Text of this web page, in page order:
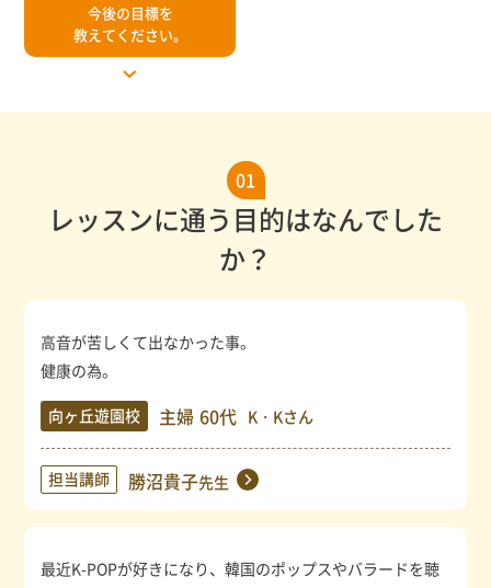
今後の目標を
教えてください。
01
レッスンに通う目的はなんでした
か？
高音が苦しくて出なかった事。
健康の為。
向ヶ丘遊園校 主婦 60代 K・Kさん
担当講師 勝沼貴子先生
最近K-POPが好きになり、韓国のポップスやバラードを聴